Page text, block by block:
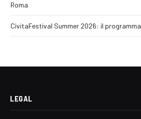
Roma
CivitaFestival Summer 2026: il programma
LEGAL